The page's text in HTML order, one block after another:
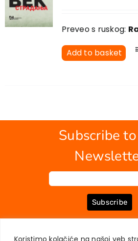
Koristimo kolačiće na našoj veb
Preveo s ruskog:
Add to basket
Subscribe
Subscribe